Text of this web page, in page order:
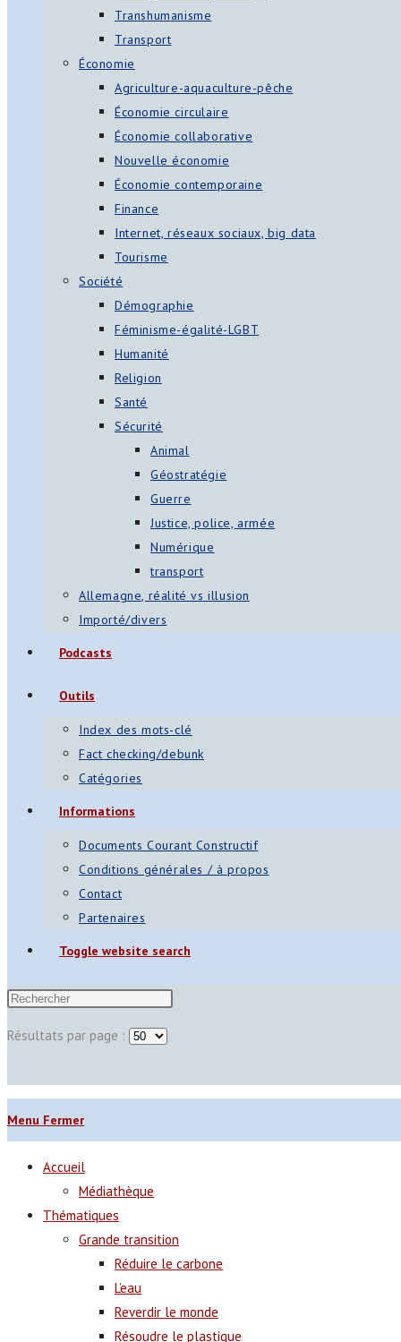
Transhumanisme
Transport
Économie
Agriculture-aquaculture-pêche
Économie circulaire
Économie collaborative
Nouvelle économie
Économie contemporaine
Finance
Internet, réseaux sociaux, big data
Tourisme
Société
Démographie
Féminisme-égalité-LGBT
Humanité
Religion
Santé
Sécurité
Animal
Géostratégie
Guerre
Justice, police, armée
Numérique
transport
Allemagne, réalité vs illusion
Importé/divers
Podcasts
Outils
Index des mots-clé
Fact checking/debunk
Catégories
Informations
Documents Courant Constructif
Conditions générales / à propos
Contact
Partenaires
Toggle website search
Résultats par page :
Menu Fermer
Accueil
Médiathèque
Thématiques
Grande transition
Réduire le carbone
L’eau
Reverdir le monde
Résoudre le plastique